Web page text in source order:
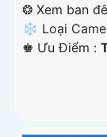
❂ Xem ban
❄ Loại
️♚ Ưu Điểm :